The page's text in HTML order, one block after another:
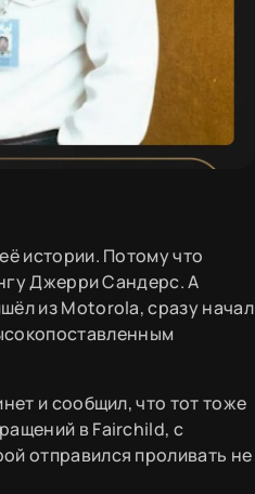
истории. Потому что
Джерри Сандерс. А
из Motorola, сразу начал
и сообщил, что тот тоже
в Fairchild, с
отправился проливать не